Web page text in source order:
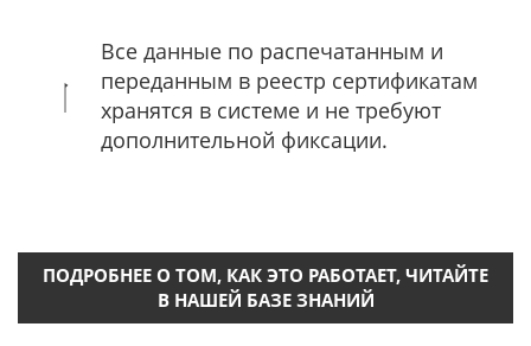
Все данные по распечатанным и
переданным в реестр сертификатам
хранятся в системе и не требуют
дополнительной фиксации.
ПОДРОБНЕЕ О ТОМ, КАК ЭТО РАБОТАЕТ, ЧИТАЙТЕ
В НАШЕЙ БАЗЕ ЗНАНИЙ